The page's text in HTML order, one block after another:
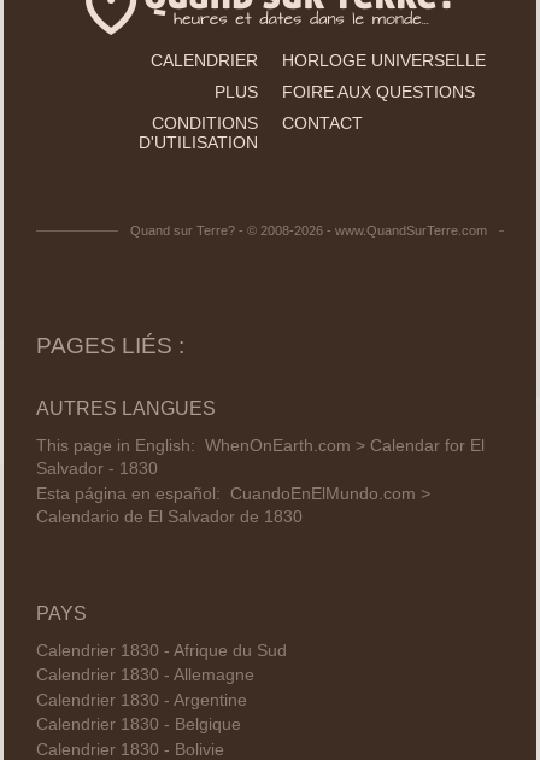
CALENDRIER
HORLOGE UNIVERSELLE
PLUS
FOIRE AUX QUESTIONS
CONDITIONS
D'UTILISATION
CONTACT
Quand sur Terre? - © 2008-2026 - www.QuandSurTerre.com
PAGES LIÉS :
AUTRES LANGUES
This page in English: WhenOnEarth.com > Calendar for El
Salvador - 1830
Esta página en español: CuandoEnElMundo.com >
Calendario de El Salvador de 1830
PAYS
Calendrier 1830 - Afrique du Sud
Calendrier 1830 - Allemagne
Calendrier 1830 - Argentine
Calendrier 1830 - Belgique
Calendrier 1830 - Bolivie